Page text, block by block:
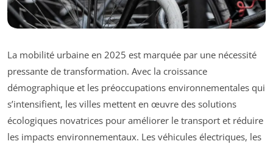
La mobilité urbaine en 2025 est marquée par une nécessité
pressante de transformation. Avec la croissance
démographique et les préoccupations environnementales qui
s’intensifient, les villes mettent en œuvre des solutions
écologiques novatrices pour améliorer le transport et réduire
les impacts environnementaux. Les véhicules électriques, les